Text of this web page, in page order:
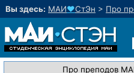
Вы здесь: МАИ♥СтЭн > Про
Про преподов